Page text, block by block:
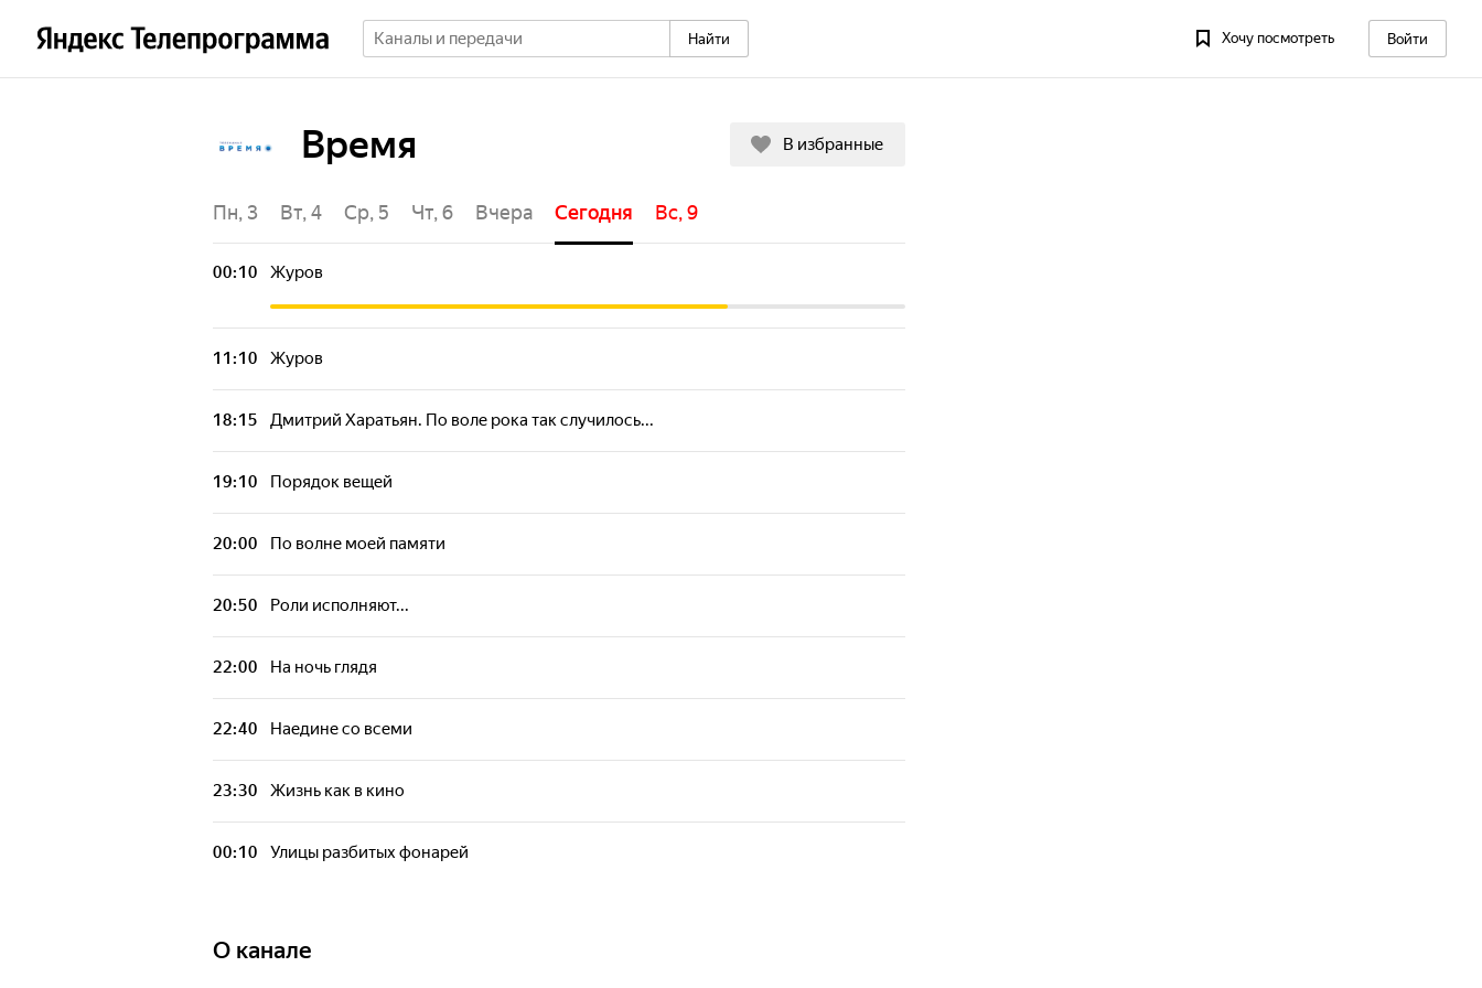
Найти Хочу посмотреть Войти
Время В избранные
Пн, 3 Вт, 4 Ср, 5 Чт, 6 Вчера Сегодня Вс, 9
00:10 Журов
11:10 Журов
18:15 Дмитрий Харатьян. По воле рока так случилось...
19:10 Порядок вещей
20:00 По волне моей памяти
20:50 Роли исполняют...
22:00 На ночь глядя
22:40 Наедине со всеми
23:30 Жизнь как в кино
00:10 Улицы разбитых фонарей
О канале